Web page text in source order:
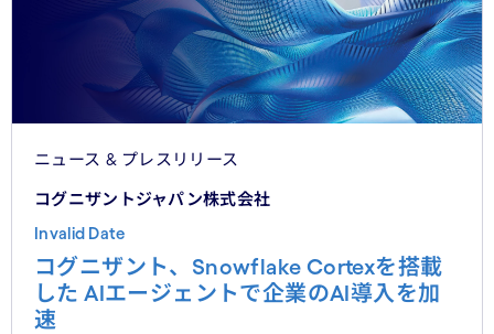
ニュース & プレスリリース
コグニザントジャパン株式会社
Invalid Date
コグニザント、Snowflake Cortexを搭載
した AIエージェントで企業のAI導入を加
速